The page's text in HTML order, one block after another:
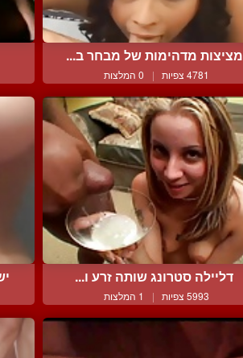
מציצות מדהימות של מבחר ב...
4781 צפיות | 0 המלצות
דליילה סטרונג שותה זרע ו...
5993 צפיות | 1 המלצות